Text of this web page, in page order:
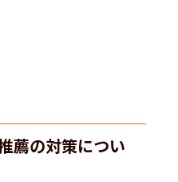
薦の対策につい